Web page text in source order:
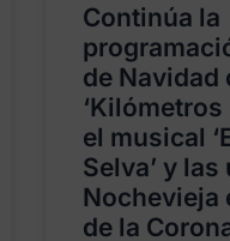
Continúa la
de Navidad
‘Kilómetros
el musical
Selva’ y las
Nochevieja
de la